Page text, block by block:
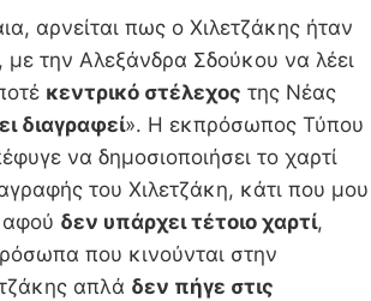
αρνείται πως ο Χιλετζάκης ήταν
με την Αλεξάνδρα Σδούκου να λέει
κεντρικό στέλεχος της Νέας
διαγραφεί». Η εκπρόσωπος Τύπου
να δημοσιοποιήσει το χαρτί
του Χιλετζάκη, κάτι που μου
αφού δεν υπάρχει τέτοιο χαρτί,
που κινούνται στην
απλά δεν πήγε στις